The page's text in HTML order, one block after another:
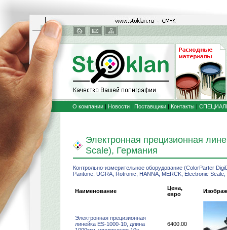
О компании | Новости | Поставщики | Контакты |
Электронная прецизионная
Scale), Германия
Контрольно-измерительное оборудование (ColorParter
Pantone, UGRA, Rotronic, HANNA, MERCK, Electronic
Наименование
Цена,
евро
Электронная прецизионная
линейка ES-1000-10, длина
6400.00